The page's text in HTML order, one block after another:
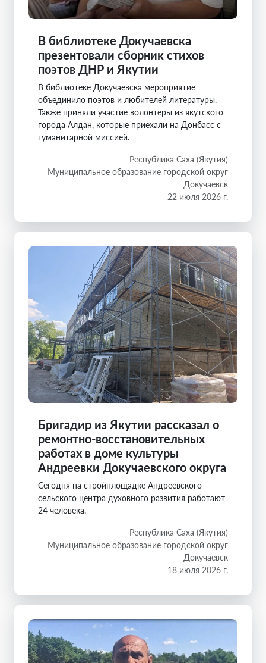
В библиотеке Докучаевска
презентовали сборник стихов
поэтов ДНР и Якутии
В библиотеке Докучаевска мероприятие
объединило поэтов и любителей литературы.
Также приняли участие волонтеры из якутского
города Алдан, которые приехали на Донбасс с
гуманитарной миссией.
Республика Саха (Якутия)
Муниципальное образование городской округ
Докучаевск
22 июля 2026 г.
Бригадир из Якутии рассказал о
ремонтно-восстановительных
работах в доме культуры
Андреевки Докучаевского округа
Сегодня на стройплощадке Андреевского
сельского центра духовного развития работают
24 человека.
Республика Саха (Якутия)
Муниципальное образование городской округ
Докучаевск
18 июля 2026 г.